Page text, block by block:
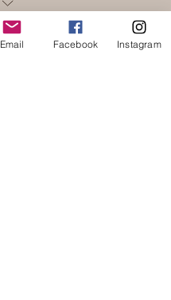
Erfahre hier mehr.
Email Facebook Instagram